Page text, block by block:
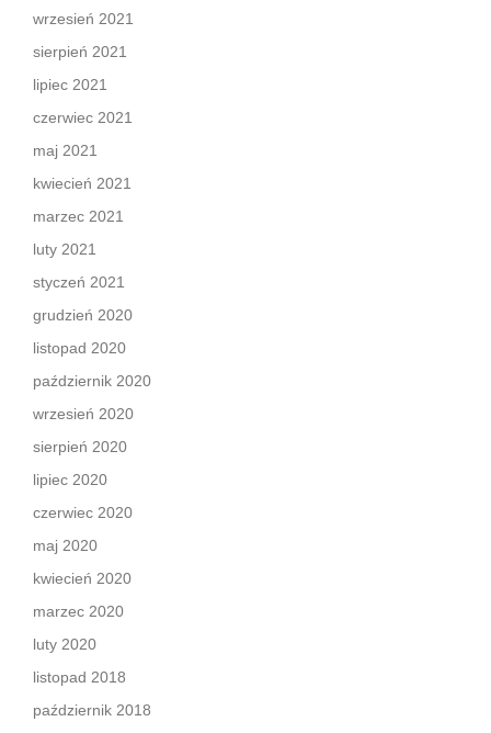
wrzesień 2021
sierpień 2021
lipiec 2021
czerwiec 2021
maj 2021
kwiecień 2021
marzec 2021
luty 2021
styczeń 2021
grudzień 2020
listopad 2020
październik 2020
wrzesień 2020
sierpień 2020
lipiec 2020
czerwiec 2020
maj 2020
kwiecień 2020
marzec 2020
luty 2020
listopad 2018
październik 2018